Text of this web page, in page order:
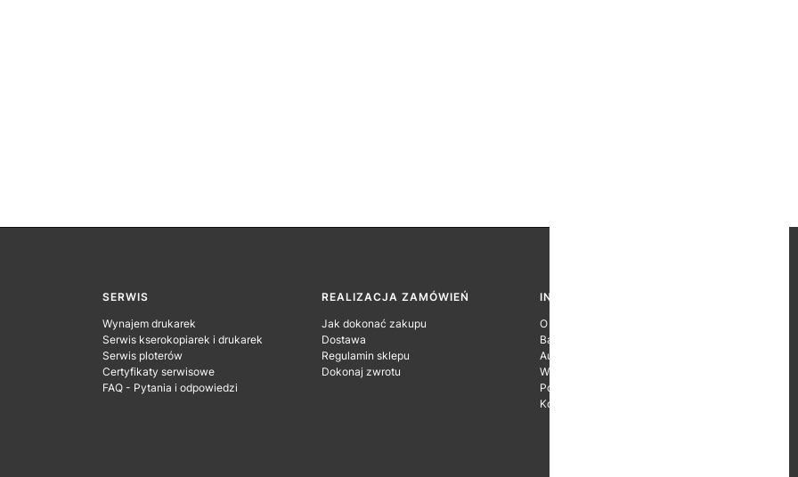
SERWIS
Wynajem drukarek
Serwis kserokopiarek i drukarek
Serwis ploterów
Certyfikaty serwisowe
FAQ - Pytania i odpowiedzi
REALIZACJA ZAMÓWIEŃ
Jak dokonać zakupu
Dostawa
Regulamin sklepu
Dokonaj zwrotu
INFORMACJE O FIRMIE
O firmie
Baza wiedzy
Autoryzacje Producentów
Wyróżnienia
Polityka prywatności
Kontakt